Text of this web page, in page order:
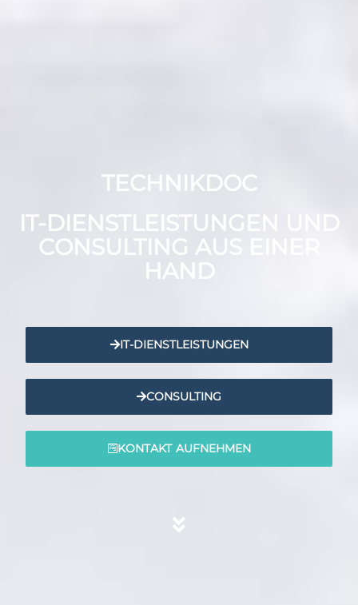
TECHNIKDOC
IT-DIENSTLEISTUNGEN UND
CONSULTING AUS EINER
HAND
IT-DIENSTLEISTUNGEN
CONSULTING
KONTAKT AUFNEHMEN